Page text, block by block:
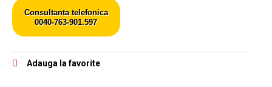
Consultanta telefonica
0040-763-901.597
Adauga la favorite